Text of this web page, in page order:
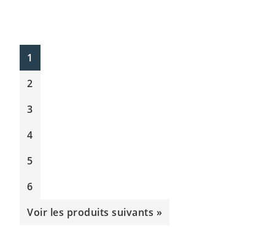
1
2
3
4
5
6
Voir les produits suivants »